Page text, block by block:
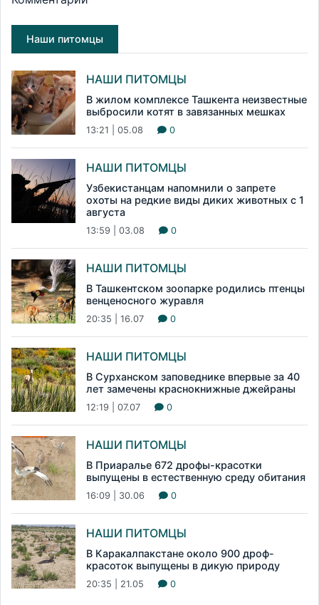
Наши питомцы
НАШИ ПИТОМЦЫ
В жилом комплексе Ташкента неизвестные
выбросили котят в завязанных мешках
13:21 | 05.08 0
НАШИ ПИТОМЦЫ
Узбекистанцам напомнили о запрете
охоты на редкие виды диких животных с 1
августа
13:59 | 03.08 0
НАШИ ПИТОМЦЫ
В Ташкентском зоопарке родились птенцы
венценосного журавля
20:35 | 16.07 0
НАШИ ПИТОМЦЫ
В Сурханском заповеднике впервые за 40
лет замечены краснокнижные джейраны
12:19 | 07.07 0
НАШИ ПИТОМЦЫ
В Приаралье 672 дрофы-красотки
выпущены в естественную среду обитания
16:09 | 30.06 0
НАШИ ПИТОМЦЫ
В Каракалпакстане около 900 дроф-
красоток выпущены в дикую природу
20:35 | 21.05 0